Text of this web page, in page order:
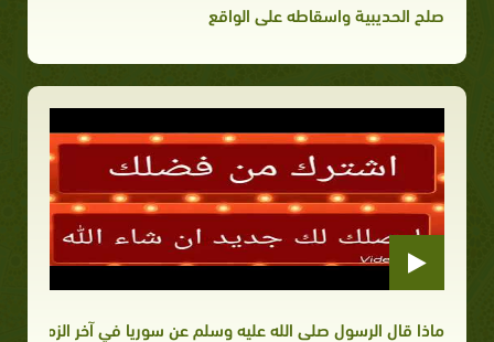
صلح الحديبية واسقاطه على الواقع
ماذا قال الرسول صلى الله عليه وسلم عن سوريا في آخر الزمان